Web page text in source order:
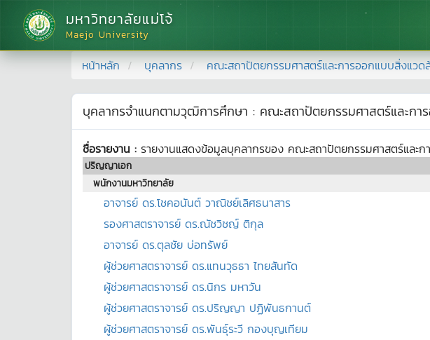
มหาวิทยาลัยแม่โจ้
Maejo University
หน้าหลัก บุคลากร คณะสถาปัตยกรรมศาสตร์และการออกแบบสิ่งแวด
บุคลากรจำแนกตามวุฒิการศึกษา : คณะสถาปัตยกรรมศาสตร์และกา
ชื่อรายงาน : รายงานแสดงข้อมูลบุคลากรของ คณะสถาปัตยกรรมศาสตร์และ
ปริญญาเอก
พนักงานมหาวิทยาลัย
อาจารย์ ดร.โชคอนันต์ วาณิชย์เลิศธนาสาร
รองศาสตราจารย์ ดร.ณัชวิชญ์ ติกุล
อาจารย์ ดร.ตุลชัย บ่อทรัพย์
ผู้ช่วยศาสตราจารย์ ดร.แทนวุธธา ไทยสันทัด
ผู้ช่วยศาสตราจารย์ ดร.นิกร มหาวัน
ผู้ช่วยศาสตราจารย์ ดร.ปริญญา ปฏิพันธกานต์
ผู้ช่วยศาสตราจารย์ ดร.พันธุ์ระวี กองบุญเทียม